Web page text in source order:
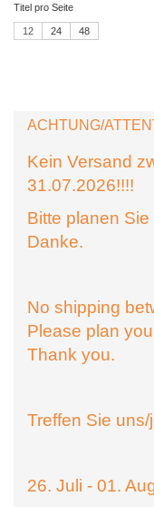
Titel pro Seite
12 24 48
ACHTUNG/
Kein Versand
31.07.2026!!!!
Bitte planen
Danke.
No shipping
Please plan
Thank you.
Treffen Sie uns/
26. Juli - 01.